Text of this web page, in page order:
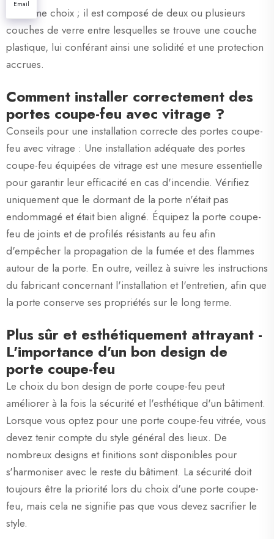
troisième choix ; il est composé de deux ou plusieurs
couches de verre entre lesquelles se trouve une couche
plastique, lui conférant ainsi une solidité et une protection
accrues.
Comment installer correctement des
portes coupe-feu avec vitrage ?
Conseils pour une installation correcte des portes coupe-
feu avec vitrage : Une installation adéquate des portes
coupe-feu équipées de vitrage est une mesure essentielle
pour garantir leur efficacité en cas d'incendie. Vérifiez
uniquement que le dormant de la porte n'était pas
endommagé et était bien aligné. Équipez la porte coupe-
feu de joints et de profilés résistants au feu afin
d'empêcher la propagation de la fumée et des flammes
autour de la porte. En outre, veillez à suivre les instructions
du fabricant concernant l'installation et l'entretien, afin que
la porte conserve ses propriétés sur le long terme.
Plus sûr et esthétiquement attrayant -
L'importance d'un bon design de
porte coupe-feu
Le choix du bon design de porte coupe-feu peut
améliorer à la fois la sécurité et l'esthétique d'un bâtiment.
Lorsque vous optez pour une porte coupe-feu vitrée, vous
devez tenir compte du style général des lieux. De
nombreux designs et finitions sont disponibles pour
s'harmoniser avec le reste du bâtiment. La sécurité doit
toujours être la priorité lors du choix d'une porte coupe-
feu, mais cela ne signifie pas que vous devez sacrifier le
style.
Email